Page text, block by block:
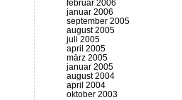
februar 2006
januar 2006
september 2005
august 2005
juli 2005
april 2005
märz 2005
januar 2005
august 2004
april 2004
oktober 2003